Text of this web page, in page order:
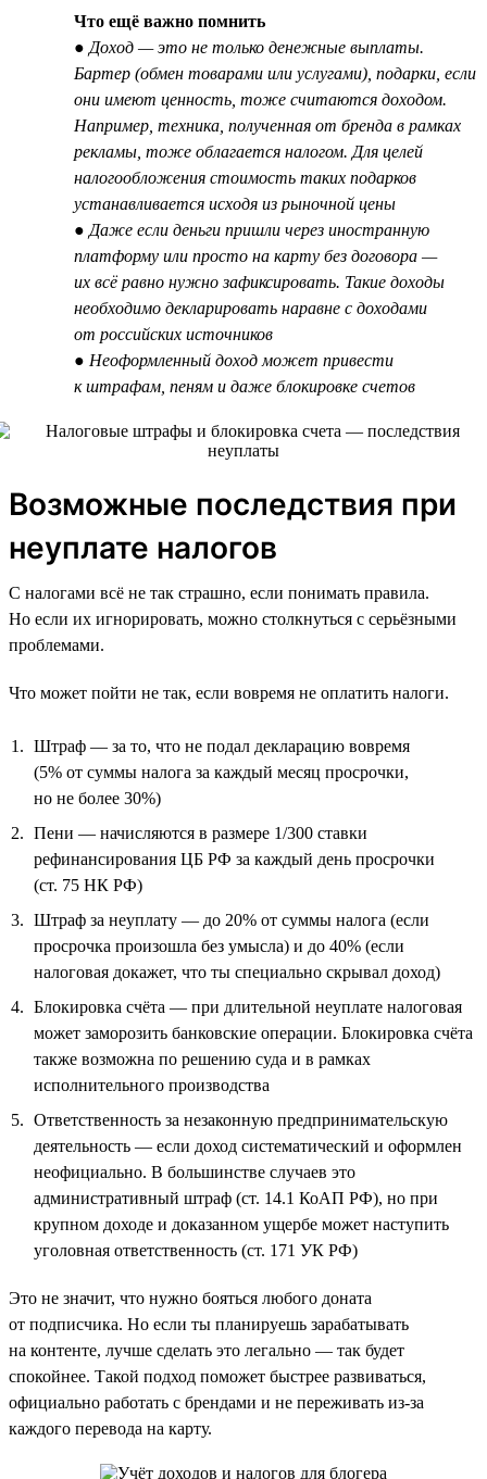
Что ещё важно помнить
● Доход — это не только денежные выплаты.
Бартер (обмен товарами или услугами), подарки, если
они имеют ценность, тоже считаются доходом.
Например, техника, полученная от бренда в рамках
рекламы, тоже облагается налогом. Для целей
налогообложения стоимость таких подарков
устанавливается исходя из рыночной цены
● Даже если деньги пришли через иностранную
платформу или просто на карту без договора —
их всё равно нужно зафиксировать. Такие доходы
необходимо декларировать наравне с доходами
от российских источников
● Неоформленный доход может привести
к штрафам, пеням и даже блокировке счетов
Возможные последствия при
неуплате налогов
С налогами всё не так страшно, если понимать правила.
Но если их игнорировать, можно столкнуться с серьёзными
проблемами.
Что может пойти не так, если вовремя не оплатить налоги.
Штраф — за то, что не подал декларацию вовремя
(5% от суммы налога за каждый месяц просрочки,
но не более 30%)
Пени — начисляются в размере 1/300 ставки
рефинансирования ЦБ РФ за каждый день просрочки
(ст. 75 НК РФ)
Штраф за неуплату — до 20% от суммы налога (если
просрочка произошла без умысла) и до 40% (если
налоговая докажет, что ты специально скрывал доход)
Блокировка счёта — при длительной неуплате налоговая
может заморозить банковские операции. Блокировка счёта
также возможна по решению суда и в рамках
исполнительного производства
Ответственность за незаконную предпринимательскую
деятельность — если доход систематический и оформлен
неофициально. В большинстве случаев это
административный штраф (ст. 14.1 КоАП РФ), но при
крупном доходе и доказанном ущербе может наступить
уголовная ответственность (ст. 171 УК РФ)
Это не значит, что нужно бояться любого доната
от подписчика. Но если ты планируешь зарабатывать
на контенте, лучше сделать это легально — так будет
спокойнее. Такой подход поможет быстрее развиваться,
официально работать с брендами и не переживать из-за
каждого перевода на карту.